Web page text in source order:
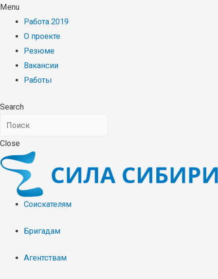
Menu
Работа 2019
О проекте
Резюме
Вакансии
Работы
Search
Close
Соискателям
Бригадам
Агентствам